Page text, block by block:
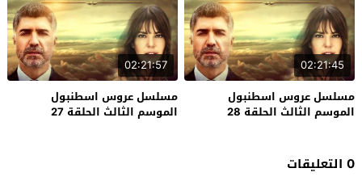
02:21:45
مسلسل عروس اسطنبول
الموسم الثالث الحلقة 28
02:21:57
مسلسل عروس اسطنبول
الموسم الثالث الحلقة 27
0 التعليقات